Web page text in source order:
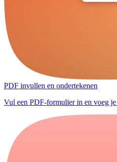
PDF invullen en ondertekenen
Vul een PDF-formulier in en voeg